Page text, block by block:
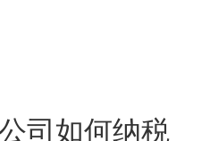
司如何纳税